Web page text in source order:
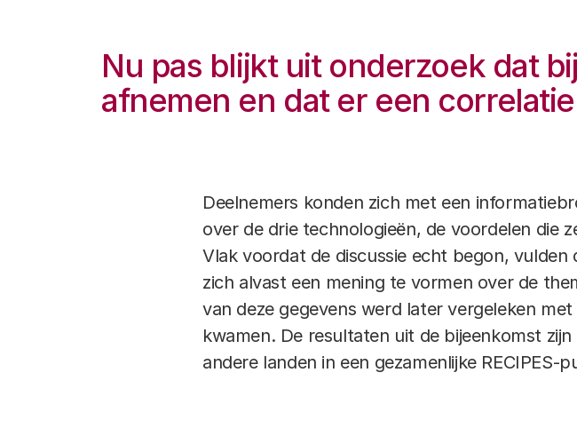
Nu pas blijkt uit onderzoek dat
afnemen en dat er een
Deelnemers konden zich met een
over de drie technologieën, de voordelen die
Vlak voordat de discussie echt begon, vulden
zich alvast een mening te vormen over de
van deze gegevens werd later vergeleken
kwamen. De resultaten uit de bijeenkomst
andere landen in een gezamenlijke RECIPES-